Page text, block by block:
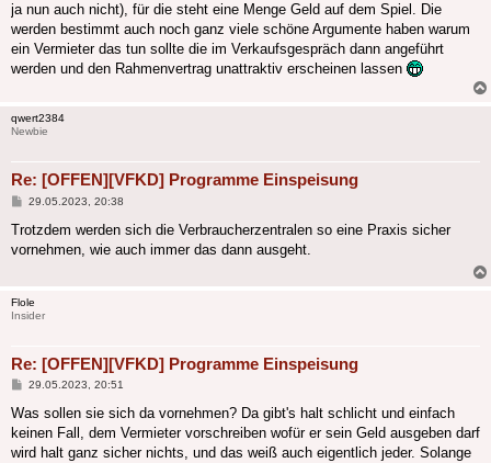
ja nun auch nicht), für die steht eine Menge Geld auf dem Spiel. Die
werden bestimmt auch noch ganz viele schöne Argumente haben warum
ein Vermieter das tun sollte die im Verkaufsgespräch dann angeführt
werden und den Rahmenvertrag unattraktiv erscheinen lassen
qwert2384
Newbie
Re: [OFFEN][VFKD] Programme Einspeisung
Beitrag
29.05.2023, 20:38
Trotzdem werden sich die Verbraucherzentralen so eine Praxis sicher
vornehmen, wie auch immer das dann ausgeht.
Flole
Insider
Re: [OFFEN][VFKD] Programme Einspeisung
Beitrag
29.05.2023, 20:51
Was sollen sie sich da vornehmen? Da gibt's halt schlicht und einfach
keinen Fall, dem Vermieter vorschreiben wofür er sein Geld ausgeben darf
wird halt ganz sicher nichts, und das weiß auch eigentlich jeder. Solange